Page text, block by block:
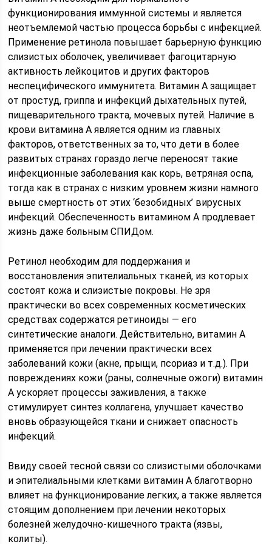
функционирования иммунной системы и является
неотъемлемой частью процесса борьбы с инфекцией.
Применение ретинола повышает барьерную функцию
слизистых оболочек, увеличивает фагоцитарную
активность лейкоцитов и других факторов
неспецифического иммунитета. Витамин А защищает
от простуд, гриппа и инфекций дыхательных путей,
пищеварительного тракта, мочевых путей. Наличие в
крови витамина А является одним из главных
факторов, ответственных за то, что дети в более
развитых странах гораздо легче переносят такие
инфекционные заболевания как корь, ветряная оспа,
тогда как в странах с низким уровнем жизни намного
выше смертность от этих ‘безобидных’ вирусных
инфекций. Обеспеченность витамином А продлевает
жизнь даже больным СПИДом.
Ретинол необходим для поддержания и
восстановления эпителиальных тканей, из которых
состоят кожа и слизистые покровы. Не зря
практически во всех современных косметических
средствах содержатся ретиноиды — его
синтетические аналоги. Действительно, витамин А
применяется при лечении практически всех
заболеваний кожи (акне, прыщи, псориаз и т.д.). При
повреждениях кожи (раны, солнечные ожоги) витамин
А ускоряет процессы заживления, а также
стимулирует синтез коллагена, улучшает качество
вновь образующейся ткани и снижает опасность
инфекций.
Ввиду своей тесной связи со слизистыми оболочками
и эпителиальными клетками витамин А благотворно
влияет на функционирование легких, а также является
стоящим дополнением при лечении некоторых
болезней желудочно-кишечного тракта (язвы,
колиты).